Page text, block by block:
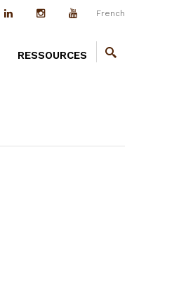
French
RESSOURCES